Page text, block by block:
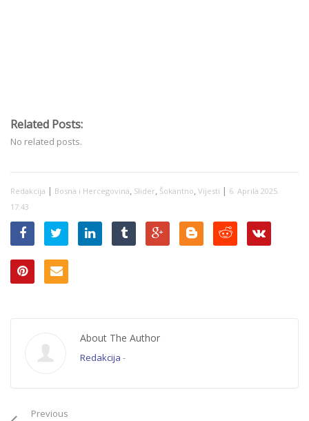
Related Posts:
No related posts.
Redakcija | Bosna i Hercegovina, Slider, Šokantno, Vijesti | 6. Aprila 2025.
17:43
About The Author
Redakcija -
Previous